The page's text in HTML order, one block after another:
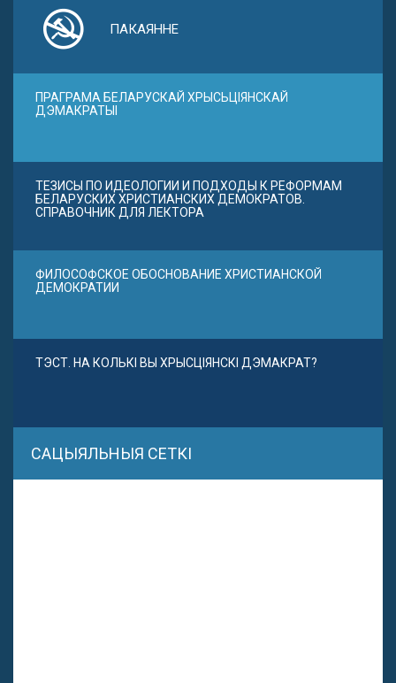
ПАКАЯННЕ
ПРАГРАМА БЕЛАРУСКАЙ ХРЫСЬЦІЯНСКАЙ
ДЭМАКРАТЫІ
ТЕЗИСЫ ПО ИДЕОЛОГИИ И ПОДХОДЫ К РЕФОРМАМ
БЕЛАРУСКИХ ХРИСТИАНСКИХ ДЕМОКРАТОВ.
СПРАВОЧНИК ДЛЯ ЛЕКТОРА
ФИЛОСОФСКОЕ ОБОСНОВАНИЕ ХРИСТИАНСКОЙ
ДЕМОКРАТИИ
ТЭСТ. НА КОЛЬКІ ВЫ ХРЫСЦІЯНСКІ ДЭМАКРАТ?
САЦЫЯЛЬНЫЯ СЕТКІ